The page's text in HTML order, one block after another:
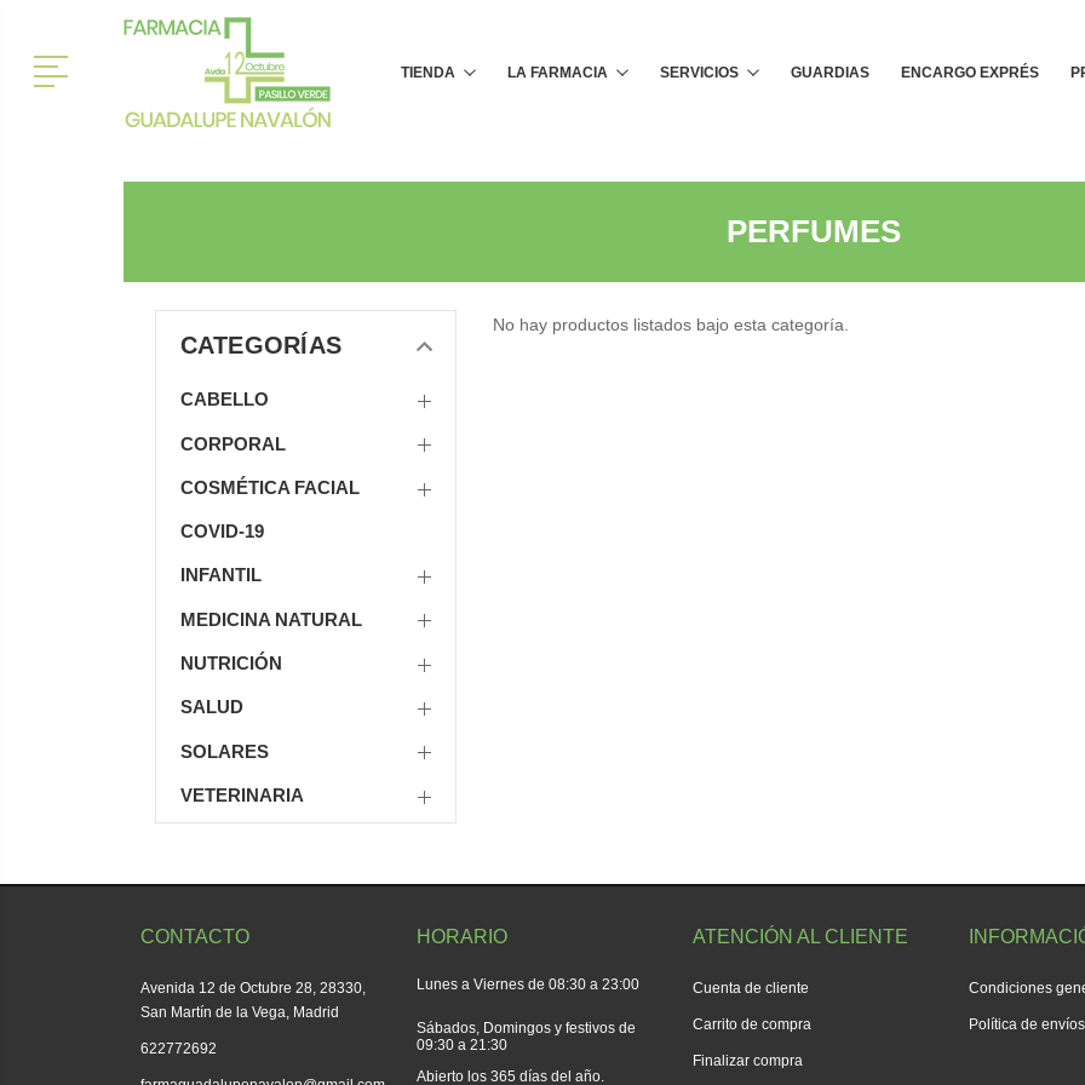
Menú TIENDA LA FARMACIA SERVICIOS GUARDIAS ENCARGO EXPRÉS
PERFUMES
CATEGORÍAS
CABELLO
CORPORAL
COSMÉTICA FACIAL
COVID-19
INFANTIL
MEDICINA NATURAL
NUTRICIÓN
SALUD
SOLARES
VETERINARIA
No hay productos listados bajo esta categoría.
CONTACTO
Avenida 12 de Octubre 28, 28330,
San Martín de la Vega, Madrid
622772692
HORARIO
Lunes a Viernes de 08:30 a 23:00
Sábados, Domingos y festivos de
09:30 a 21:30
Abierto los 365 días del año.
ATENCIÓN AL CLIENTE
Cuenta de cliente
Carrito de compra
Finalizar compra
Condiciones
Política de